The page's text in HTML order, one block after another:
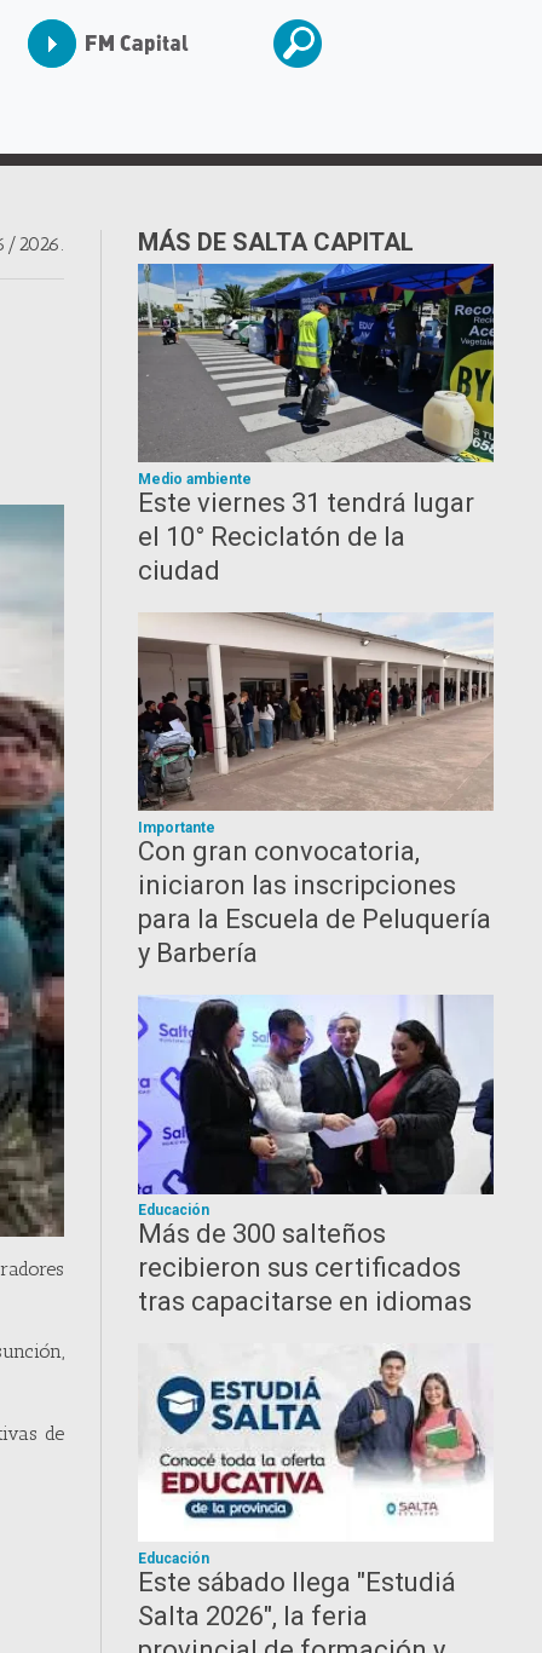
2026.
de
MÁS DE SALTA CAPITAL
Medio ambiente
Este viernes 31 tendrá lugar
el 10° Reciclatón de la
ciudad
Importante
Con gran convocatoria,
iniciaron las inscripciones
para la Escuela de Peluquería
y Barbería
Educación
Más de 300 salteños
recibieron sus certificados
tras capacitarse en idiomas
Educación
Este sábado llega "Estudiá
Salta 2026", la feria